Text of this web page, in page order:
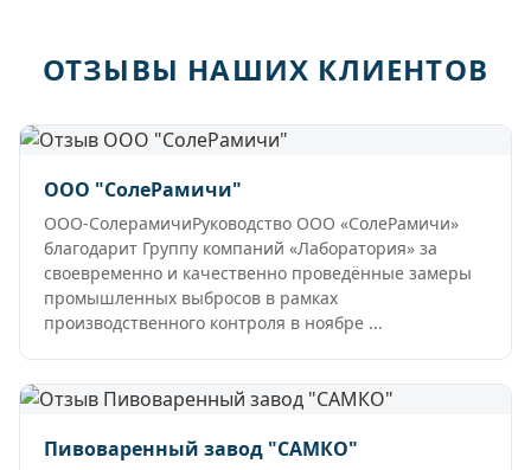
ОТЗЫВЫ НАШИХ КЛИЕНТОВ
ООО "СолеРамичи"
ООО-СолерамичиРуководство ООО «СолеРамичи»
благодарит Группу компаний «Лаборатория» за
своевременно и качественно проведённые замеры
промышленных выбросов в рамках
производственного контроля в ноябре ...
Пивоваренный завод "САМКО"